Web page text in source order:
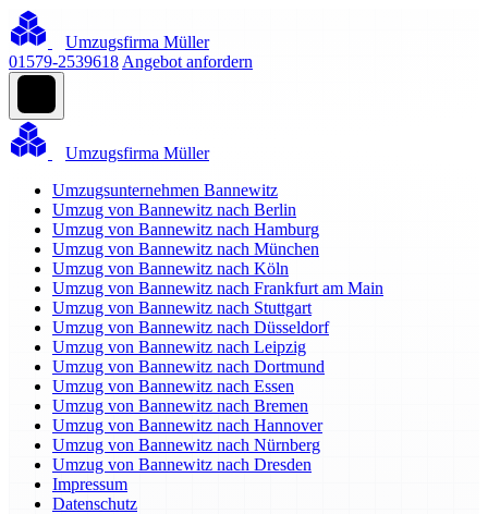
Umzugsfirma Müller
01579-2539618 Angebot anfordern
Umzugsfirma Müller
Umzugsunternehmen Bannewitz
Umzug von Bannewitz nach Berlin
Umzug von Bannewitz nach Hamburg
Umzug von Bannewitz nach München
Umzug von Bannewitz nach Köln
Umzug von Bannewitz nach Frankfurt am Main
Umzug von Bannewitz nach Stuttgart
Umzug von Bannewitz nach Düsseldorf
Umzug von Bannewitz nach Leipzig
Umzug von Bannewitz nach Dortmund
Umzug von Bannewitz nach Essen
Umzug von Bannewitz nach Bremen
Umzug von Bannewitz nach Hannover
Umzug von Bannewitz nach Nürnberg
Umzug von Bannewitz nach Dresden
Impressum
Datenschutz